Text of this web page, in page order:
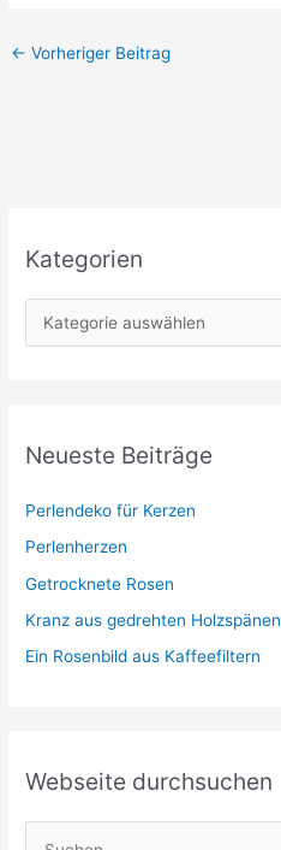
← Vorheriger Beitrag
Kategorien
a
g
r
i
Neueste Beiträge
Perlendeko für Kerzen
Perlenherzen
Getrocknete Rosen
Kranz aus gedrehten Holzspänen
Ein Rosenbild aus Kaffeefiltern
Webseite durchsuchen